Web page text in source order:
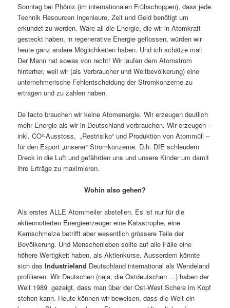
Sonntag bei Phönix (im internationalen Frühschoppen), dass jede
Technik Resourcen Ingenieure, Zeit und Geld benötigt um
erkundet zu werden. Wäre all die Energie, die wir in Atomkraft
gesteckt haben, in regenerative Energie geflossen, würden wir
heute ganz andere Möglichkeiten haben. Und ich schätze mal:
Der Mann hat sowas von recht! Wir laufen dem Atomstrom
hinterher, weil wir (als Verbraucher und Weltbevölkerung) eine
unternehmerische Fehlentscheidung der Stromkonzerne zu
ertragen und zu zahlen haben.
De facto brauchen wir keine Atomenergie. Wir erzeugen deutlich
mehr Energie als wir in Deutschland verbrauchen. Wir erzeugen –
inkl. CO²-Ausstoss, „Restrisiko“ und Produktion von Atommüll –
für den Export „unserer“ Stromkonzerne. D.h. DIE schleudern
Dreck in die Luft und gefährden uns und unsere Kinder um damit
ihre Erträge zu maximieren.
Wohin also gehen?
Als erstes ALLE Atommeiler abstellen. Es ist nur für die
aktiennotierten Energieerzeuger eine Katastrophe, eine
Kernschmelze betrifft aber wesentlich grössere Teile der
Bevölkerung. Und Menschenleben sollte auf alle Fälle eine
höhere Wertigkeit haben, als Aktienkurse. Ausserdem könnte
sich dasIndustrieland Deutschland international als Wendeland
profilieren. Wir Deutschen (naja, die Ostdeutschen …) haben der
Welt 1989 gezeigt, dass man über der Ost-West Schere im Kopf
stehen kann. Heute können wir beweisen, dass die Welt ein